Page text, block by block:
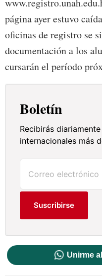
página ayer estuvo
oficinas de registro se
documentación a los
cursarán el período
Boletín
Recibirás
internacionales más
Suscribirse
Unirme